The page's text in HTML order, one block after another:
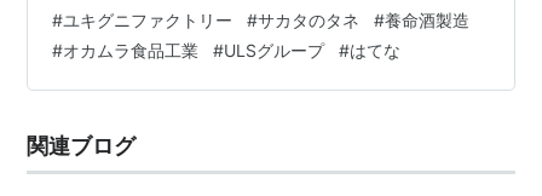
ウォッチしていきたいと思います(^^♪ ①1375 ユキグニ
ファクトリー ②1377 サカタのタネ ③2540 養命酒酒造
④2938 オカムラ食品工業 ⑤3798 ULSグループ
トップバッターはこちら！ き…
#ユキグニファクトリー #サカタのタネ #養命酒製造
#オカムラ食品工業 #ULSグループ #はてな
関連ブログ